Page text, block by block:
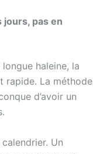
jours, pas en
haleine, la
rapide. La méthode
d’avoir un
Un